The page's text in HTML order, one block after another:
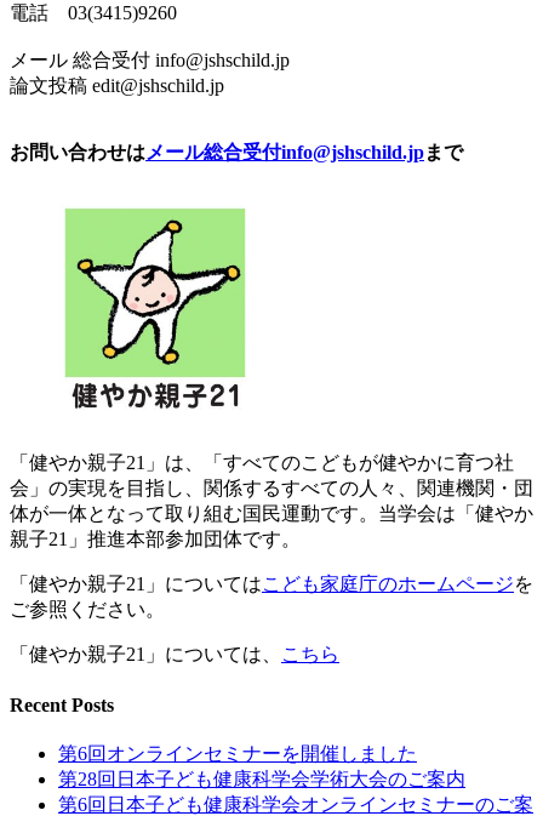
電話 03(3415)9260
メール 総合受付 info@jshschild.jp
論文投稿 edit@jshschild.jp
お問い合わせは メール総合受付info@jshschild.jpまで
「健やか親子21」は、「すべてのこどもが健やかに育つ社
会」の実現を目指し、関係するすべての人々、関連機関・団
体が一体となって取り組む国民運動です。当学会は「健やか
親子21」推進本部参加団体です。
「健やか親子21」についてはこども家庭庁のホームページを
ご参照ください。
「健やか親子21」については、 こちら
Recent Posts
第6回オンラインセミナーを開催しました
第28回日本子ども健康科学会学術大会のご案内
第6回日本子ども健康科学会オンラインセミナーのご案